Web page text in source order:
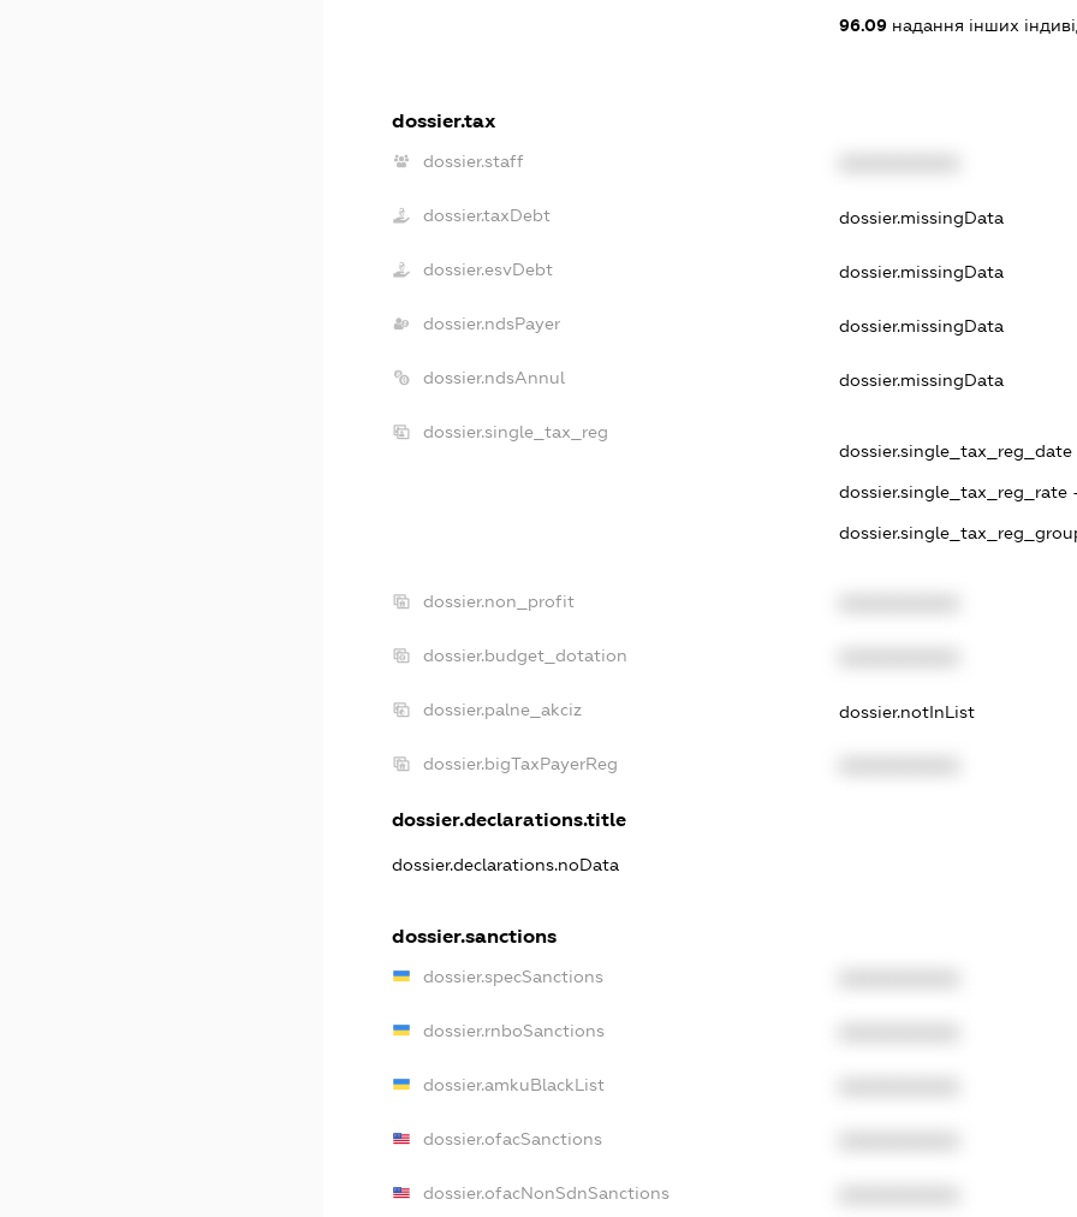
96.09надання інших
dossier.tax
dossier.staff
dossier.taxDebt dossier.missingData
dossier.esvDebt dossier.missingData
dossier.ndsPayer dossier.missingData
dossier.ndsAnnul dossier.missingData
dossier.single_tax_reg
dossier.single_tax_reg_date
dossier.single_tax_reg_rate
dossier.non_profit
dossier.budget_dotation
dossier.palne_akciz dossier.notInList
dossier.bigTaxPayerReg
dossier.declarations.title
dossier.declarations.noData
dossier.sanctions
dossier.specSanctions
dossier.rnboSanctions
dossier.amkuBlackList
dossier.ofacSanctions
dossier.ofacNonSdnSanctions